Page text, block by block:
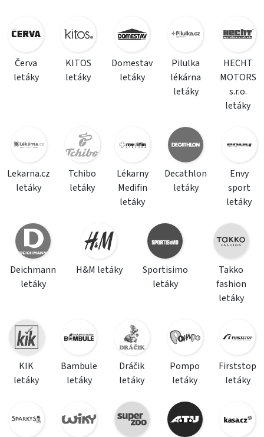
Červa
letáky
KITOS
letáky
Domestav
letáky
Pilulka
lékárna
letáky
HECHT
MOTORS
s.r.o.
letáky
Lekarna.cz
letáky
Tchibo
letáky
Lékarny
Medifin
letáky
Decathlon
letáky
Envy
sport
letáky
Deichmann
letáky
H&M letáky
Sportisimo
letáky
Takko
fashion
letáky
KIK
letáky
Bambule
letáky
Dráčik
letáky
Pompo
letáky
Firststop
letáky